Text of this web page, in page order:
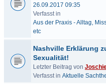
26.09.2017 09:35
Verfasst in
Aus der Praxis - Alltag,
etc
Nashville Erklärung
Sexualität!
Letzter Beitrag von
Verfasst in Aktuelle